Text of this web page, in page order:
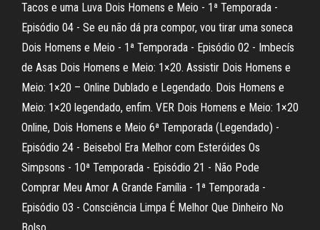
Tacos e uma Luva Dois Homens e Meio - 1ª Temporada -
Episódio 04 - Se eu não dá pra compor, vou tirar uma soneca
Dois Homens e Meio - 1ª Temporada - Episódio 02 - Imbecís
de Asas Dois Homens e Meio: 1×20. Assistir Dois Homens e
Meio: 1×20 – Online Dublado e Legendado. Dois Homens e
Meio: 1×20 legendado, enfim. VER Dois Homens e Meio: 1×20
Online, Dois Homens e Meio 6ª Temporada (Legendado) -
Episódio 24 - Beisebol Era Melhor com Esteróides Os
Simpsons - 10ª Temporada - Episódio 21 - Não Pode
Comprar Meu Amor A Grande Família - 1ª Temporada -
Episódio 03 - Consciência Limpa É Melhor Que Dinheiro No